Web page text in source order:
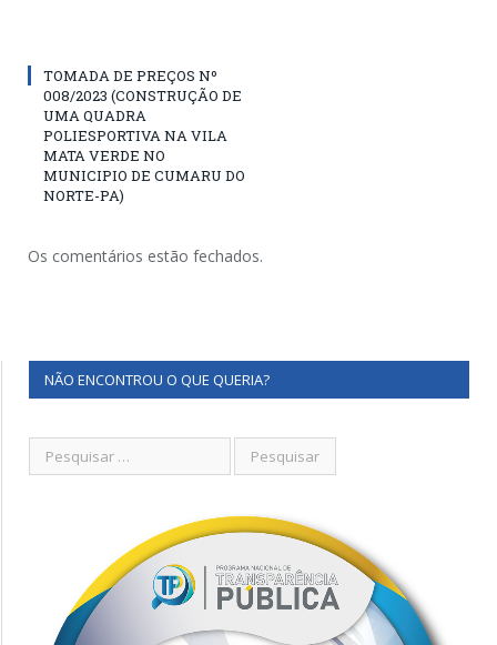
TOMADA DE PREÇOS Nº
008/2023 (CONSTRUÇÃO DE
UMA QUADRA
POLIESPORTIVA NA VILA
MATA VERDE NO
MUNICIPIO DE CUMARU DO
NORTE-PA)
Os comentários estão fechados.
NÃO ENCONTROU O QUE QUERIA?